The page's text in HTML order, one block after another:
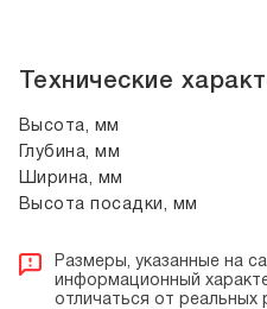
Технические
Высота, мм
Глубина, мм
Ширина, мм
Высота посадки, мм
Размеры, указанные на
информационный
отличаться от реальных